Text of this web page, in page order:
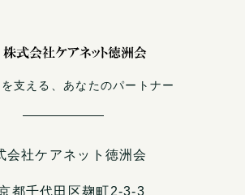
支える、あなたのパートナー
会社ケアネット徳洲会
都千代田区麹町2-3-3